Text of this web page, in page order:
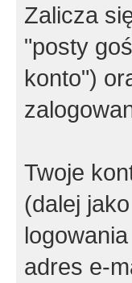
Zalicza
"posty
konto")
Twoje
(dalej
adres e-